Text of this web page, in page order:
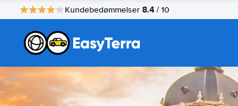
Kundebedømmelser 8.4 / 10